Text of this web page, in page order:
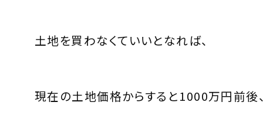
土地を買わなくていいとなれば、
現在の土地価格からすると1000万円前後